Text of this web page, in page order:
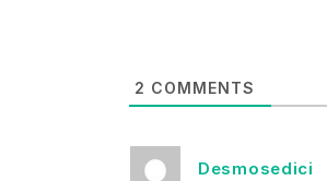
2 COMMENTS
Desmosedici